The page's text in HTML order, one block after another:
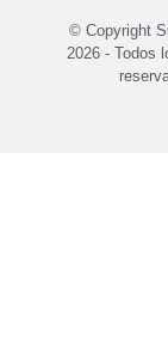
© Copyright
2026 - Todos